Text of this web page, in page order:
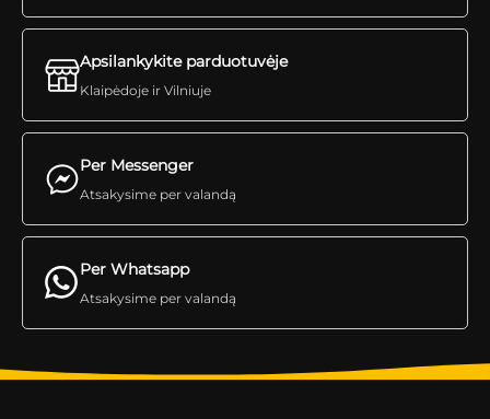
Per Messenger
Atsakysime per valandą
Apsilankykite parduotuvėje
Klaipėdoje ir Vilniuje
Per Whatsapp
Atsakysime per valandą